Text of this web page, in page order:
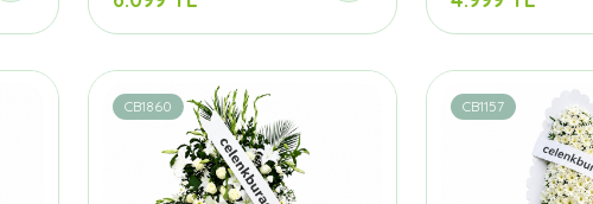
CB1860 CB1157